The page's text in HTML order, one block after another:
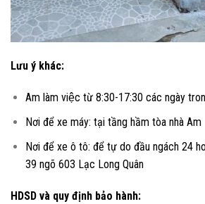
Lưu ý khác:
Am làm việc từ 8:30-17:30 các ngày
Nơi để xe máy: tại tầng hầm tòa nhà Am
Nơi để xe ô tô: để tự do đầu ngách 24
39 ngõ 603 Lạc Long Quân
HDSD và quy định bảo hành: